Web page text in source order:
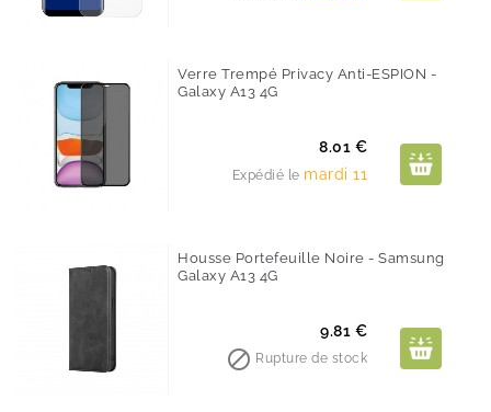
Verre Trempé Privacy Anti-ESPION -
Galaxy A13 4G
Prix
8.01 €
Expédié le mardi 11
Housse Portefeuille Noire - Samsung
Galaxy A13 4G
Prix
9.81 €
 Rupture de stock